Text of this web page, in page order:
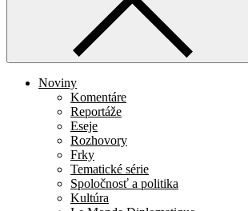
Noviny
Komentáre
Reportáže
Eseje
Rozhovory
Frky
Tematické série
Spoločnosť a politika
Kultúra